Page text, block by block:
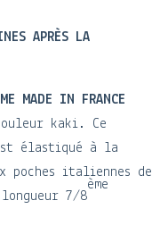
APRÈS LA
MADE IN FRANCE
kaki. Ce
élastiqué à la
italiennes de
7/8
ème